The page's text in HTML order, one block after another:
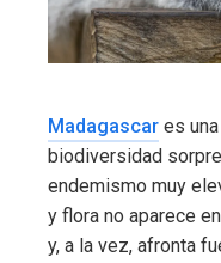
Madagascar es
biodiversidad
endemismo muy
y flora no aparece
y, a la vez, afronta